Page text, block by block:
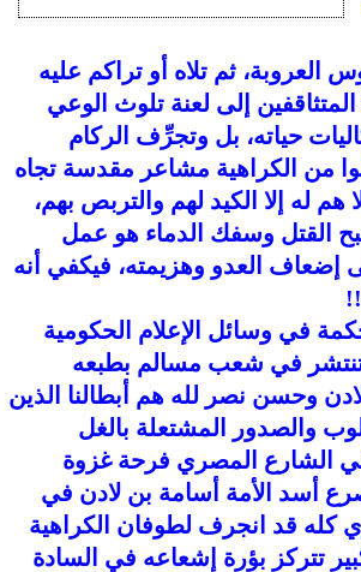
العروبة، ثم تلاه أو تراكم عليه
إلى لعنة تلوث الوعي
حياته، بل وتجرِّف الركام
من الكراهية مشاعر مقدسة تجاه
هم له إلا الكيد لهم والتربص بهم،
القتل وسفك الدماء هو عمل
العدو وهزيمته، فيكفي أنه
في وسائل الإعلام الحكومية
تنتشر في شعب مسالم بطبعه
وحسن نصر لله هم أبطالنا الذين
والصدور المشتعلة بالغل
الشارع المصري فرحة غزوة
لمصرع أسد الأمة أسامة بن لادن في
كله قد انجرف لطوفان الكراهية
تتركز بؤرة إشعاعه في السادة